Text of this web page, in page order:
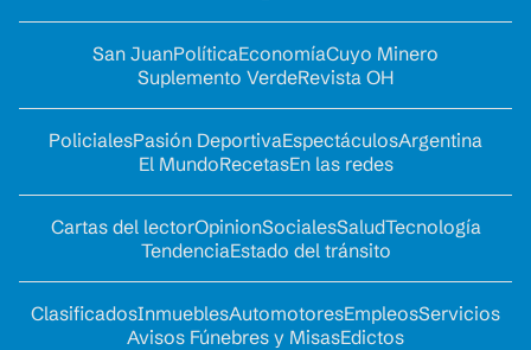
San JuanPolíticaEconomíaCuyo Minero
Suplemento VerdeRevista OH
PolicialesPasión DeportivaEspectáculosArgentina
El MundoRecetasEn las redes
Cartas del lectorOpinionSocialesSaludTecnología
TendenciaEstado del tránsito
ClasificadosInmueblesAutomotoresEmpleosServicios
Avisos Fúnebres y MisasEdictos